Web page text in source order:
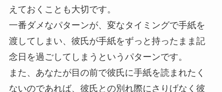
えておくことも大切です。
一番ダメなパターンが、変なタイミングで手紙を
渡してしまい、彼氏が手紙をずっと持ったまま記
念日を過ごしてしまうというパターンです。
また、あなたが目の前で彼氏に手紙を読まれたく
ないのであれば、彼氏との別れ際にさりげなく彼